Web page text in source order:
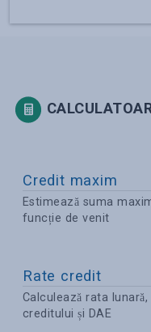
Credit maxim
Estimează suma
funcție de venit
Rate credit
Calculează rata
creditului și DAE